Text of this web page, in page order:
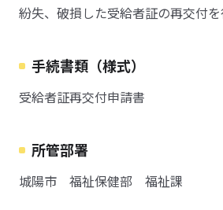
紛失、破損した受給者証の再交付を
手続書類（様式）
受給者証再交付申請書
所管部署
城陽市 福祉保健部 福祉課